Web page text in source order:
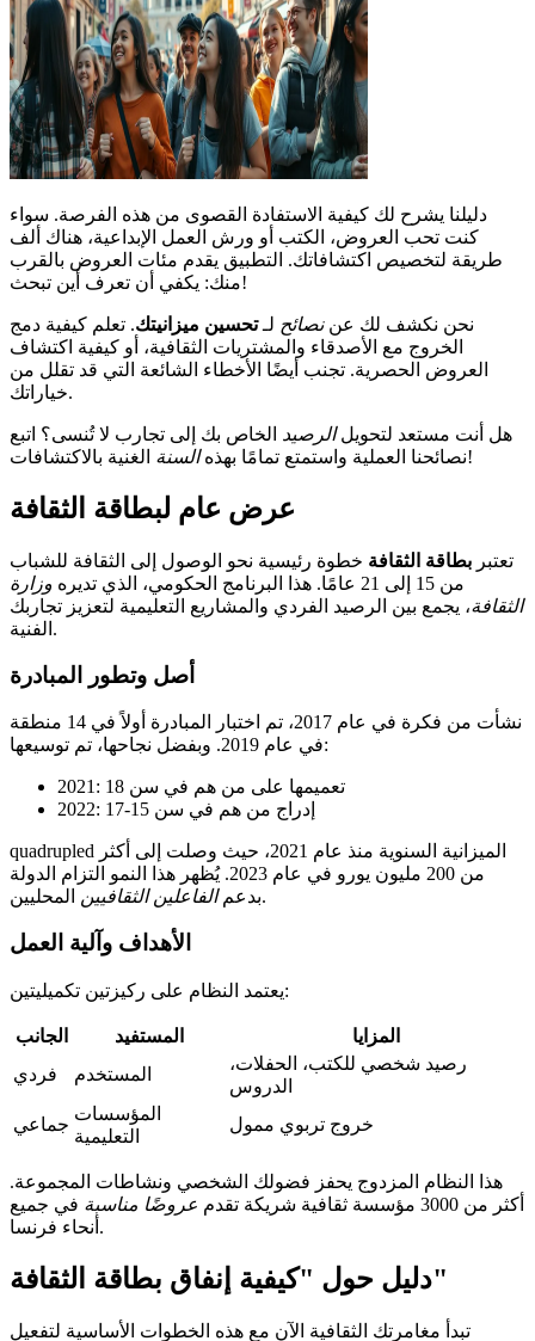
دليلنا يشرح لك كيفية الاستفادة القصوى من هذه الفرصة. سواء
كنت تحب العروض، الكتب أو ورش العمل الإبداعية، هناك ألف
طريقة لتخصيص اكتشافاتك. التطبيق يقدم مئات العروض بالقرب
منك: يكفي أن تعرف أين تبحث!
نحن نكشف لك عننصائح لـتحسين ميزانيتك. تعلم كيفية دمج
الخروج مع الأصدقاء والمشتريات الثقافية، أو كيفية اكتشاف
العروض الحصرية. تجنب أيضًا الأخطاء الشائعة التي قد تقلل من
خياراتك.
هل أنت مستعد لتحويلالرصيد الخاص بك إلى تجارب لا تُنسى؟ اتبع
نصائحنا العملية واستمتع تمامًا بهذهالسنة الغنية بالاكتشافات!
عرض عام لبطاقة الثقافة
تعتبر بطاقة الثقافة خطوة رئيسية نحو الوصول إلى الثقافة للشباب
من 15 إلى 21 عامًا. هذا البرنامج الحكومي، الذي تديره
وزارة
الثقافة، يجمع بين الرصيد الفردي والمشاريع التعليمية لتعزيز تجاربك
الفنية.
أصل وتطور المبادرة
نشأت من فكرة في عام 2017، تم اختبار المبادرة أولاً في 14 منطقة
في عام 2019. وبفضل نجاحها، تم توسيعها:
2021: تعميمها على من هم في سن 18
2022: إدراج من هم في سن 15-17
quadrupled الميزانية السنوية منذ عام 2021، حيث وصلت إلى أكثر
من 200 مليون يورو في عام 2023. يُظهر هذا النمو التزام الدولة
بدعمالفاعلين الثقافيين المحليين.
الأهداف وآلية العمل
يعتمد النظام على ركيزتين تكميليتين:
الجانب المستفيد
المزايا
فردي
المستخدم
رصيد شخصي للكتب، الحفلات،
الدروس
جماعي
المؤسسات
التعليمية
خروج تربوي ممول
هذا النظام المزدوج يحفز فضولك الشخصي ونشاطات المجموعة.
أكثر من 3000 مؤسسة ثقافية شريكة تقدم
عروضًا مناسبة في جميع
أنحاء فرنسا.
دليل حول "كيفية إنفاق بطاقة الثقافة"
تبدأ مغامرتك الثقافية الآن مع هذه الخطوات الأساسية لتفعيل